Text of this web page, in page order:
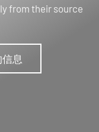
from their source
息